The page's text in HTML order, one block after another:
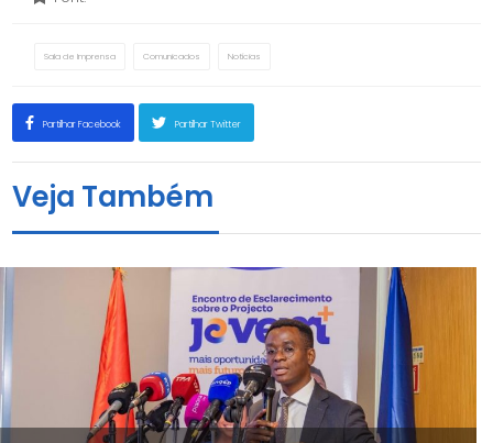
Sala de Imprensa Comunicados Notícias
Partilhar Facebook Partilhar Twitter
Veja Também